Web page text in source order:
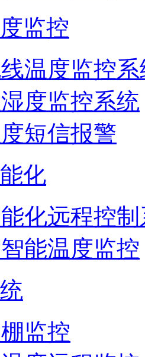
监控
温度监控系
度监控系统
短信报警
化
化远程控
能温度监控
监控